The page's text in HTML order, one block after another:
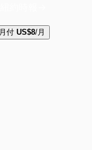
月付 US$8/月